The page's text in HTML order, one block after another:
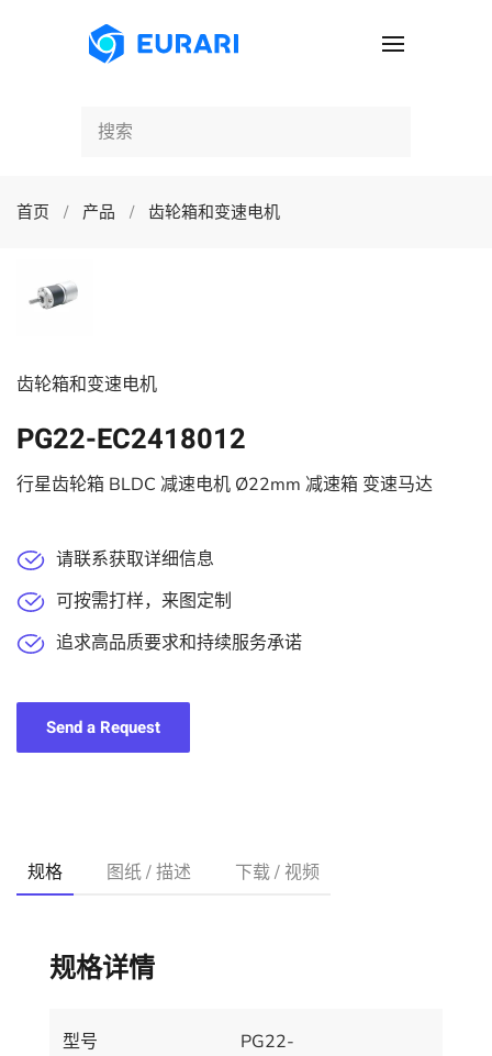
跳至主要内容
首页 产品 齿轮箱和变速电机
齿轮箱和变速电机
PG22-EC2418012
行星齿轮箱 BLDC 减速电机 Ø22mm 减速箱 变速马达
请联系获取详细信息
可按需打样，来图定制
追求高品质要求和持续服务承诺
Send a Request
规格 图纸 / 描述 下载 / 视频
规格详情
型号
PG22-